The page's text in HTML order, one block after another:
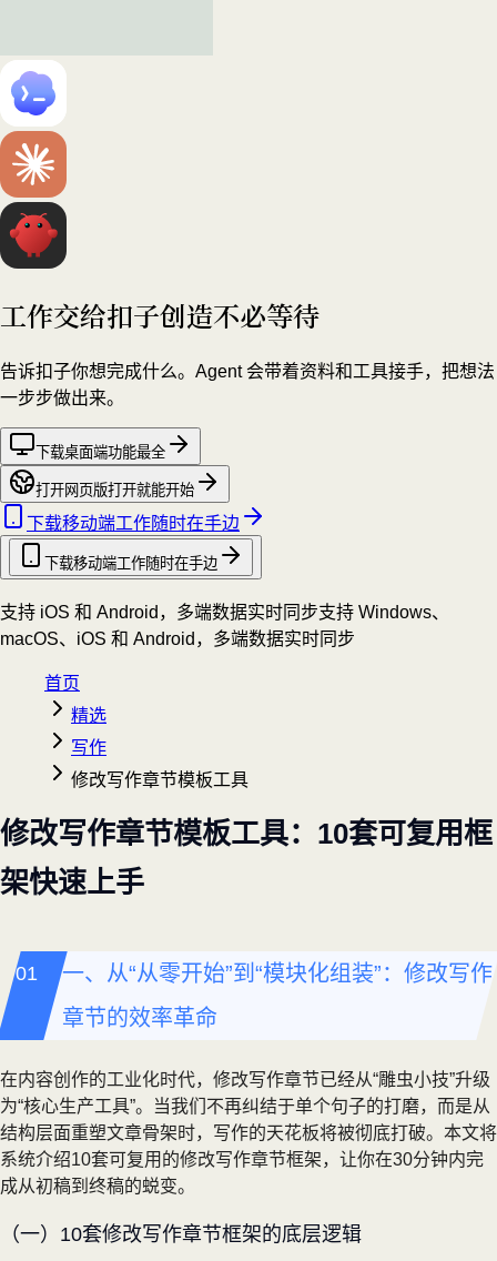
工作交给扣子创造不必等待
告诉扣子你想完成什么。Agent 会带着资料和工具接手，把想法
一步步做出来。
下载桌面端功能最全
打开网页版打开就能开始
下载移动端工作随时在手边
下载移动端工作随时在手边
支持 iOS 和 Android，多端数据实时同步支持 Windows、
macOS、iOS 和 Android，多端数据实时同步
首页
精选
写作
修改写作章节模板工具
修改写作章节模板工具：10套可复用框
架快速上手
一、从“从零开始”到“模块化组装”：修改写作
章节的效率革命
在内容创作的工业化时代，修改写作章节已经从“雕虫小技”升级
为“核心生产工具”。当我们不再纠结于单个句子的打磨，而是从
结构层面重塑文章骨架时，写作的天花板将被彻底打破。本文将
系统介绍10套可复用的修改写作章节框架，让你在30分钟内完
成从初稿到终稿的蜕变。
（一）10套修改写作章节框架的底层逻辑